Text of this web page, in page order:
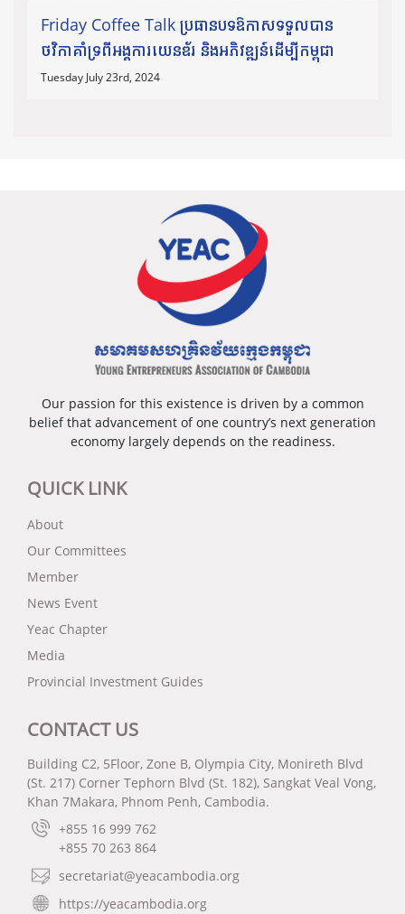
Friday Coffee Talk ប្រធាន​បទឱកាសទទួលបាន
ថវិកាគាំទ្រពីអង្គការយេនឌ័រ និងអភិវឌ្ឍន៍ដើម្បីកម្ពុជា
Tuesday July 23rd, 2024
Our passion for this existence is driven by a common
belief that advancement of one country’s next generation
economy largely depends on the readiness.
QUICK LINK
About
Our Committees
Member
News Event
Yeac Chapter
Media
Provincial Investment Guides
CONTACT US
Building C2, 5Floor, Zone B, Olympia City, Monireth Blvd
(St. 217) Corner Tephorn Blvd (St. 182), Sangkat Veal Vong,
Khan 7Makara, Phnom Penh, Cambodia.
+855 16 999 762
+855 70 263 864
secretariat@yeacambodia.org
https://yeacambodia.org